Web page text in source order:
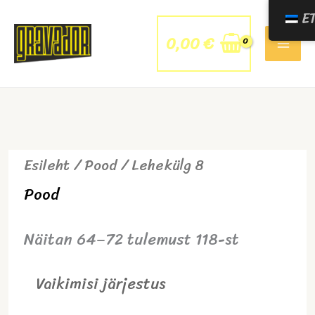
to
content 0,00€
Esileht/Pood/ Lehekülg 8
Pood
Näitan 64–72 tulemust 118-st